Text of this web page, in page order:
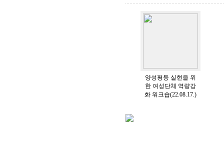
양성평등 실현을 위
한 여성단체 역량강
화 워크숍(22.08.17.)